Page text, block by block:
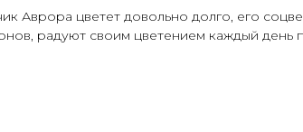
Аврора цветет довольно долго, его
радуют своим цветением каждый день